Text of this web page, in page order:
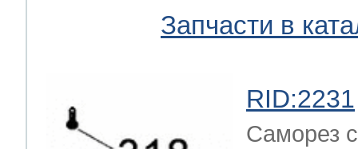
Запчасти в
RID:2231
Саморез